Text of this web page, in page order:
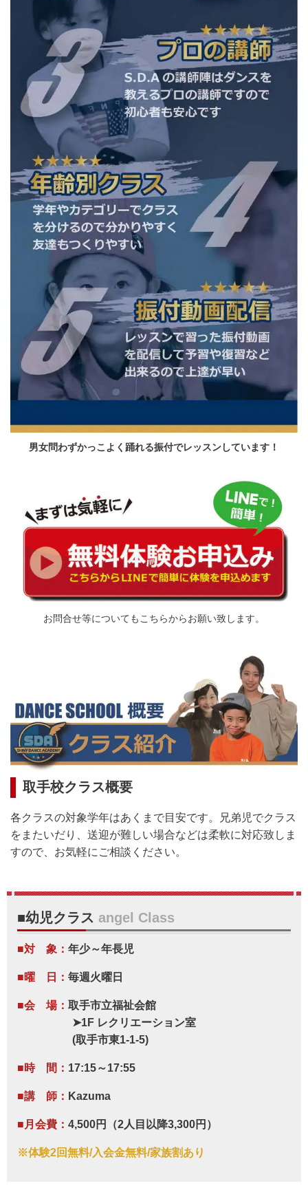
男女問わずかっこよく踊れる振付でレッスンしています！
お問合せ等についてもこちらからお願い致します。
取手校クラス概要
各クラスの対象学年はあくまで目安です。兄弟児でクラス
をまたいだり、送迎が難しい場合などは柔軟に対応致しま
すので、お気軽にご相談ください。
■幼児クラス angel Class
■対 象： 年少～年長児
■曜 日： 毎週火曜日
■会 場： 取手市立福祉会館
➤1F レクリエーション室
(取手市東1-1-5)
■時 間： 17:15～17:55
■講 師： Kazuma
■月会費： 4,500円（2人目以降3,300円）
※体験2回無料/入会金無料/家族割あり